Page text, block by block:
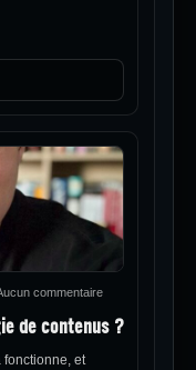
commentaire
de contenus ?
fonctionne, et